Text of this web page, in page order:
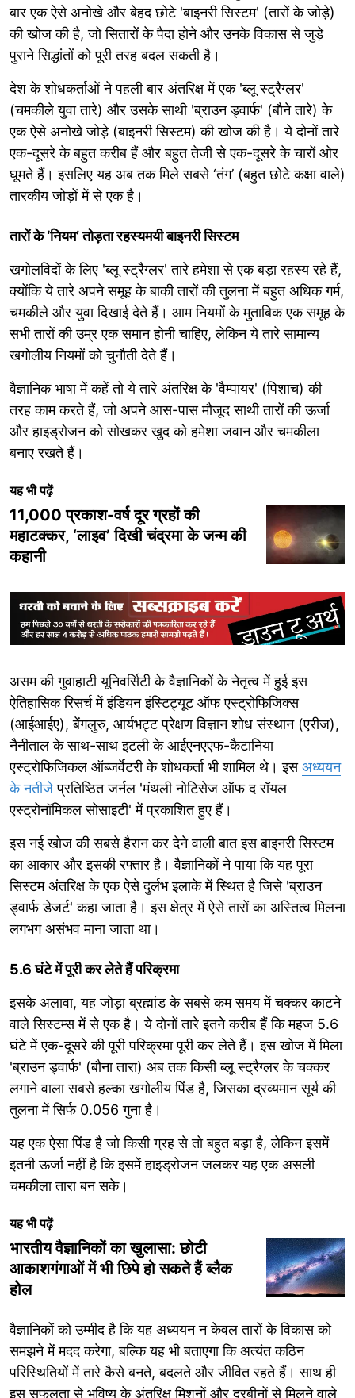
बार एक ऐसे अनोखे और बेहद छोटे 'बाइनरी सिस्टम' (तारों के जोड़े)
की खोज की है, जो सितारों के पैदा होने और उनके विकास से जुड़े
पुराने सिद्धांतों को पूरी तरह बदल सकती है।
देश के शोधकर्ताओं ने पहली बार अंतरिक्ष में एक 'ब्लू स्ट्रैग्लर'
(चमकीले युवा तारे) और उसके साथी 'ब्राउन ड्वार्फ' (बौने तारे) के
एक ऐसे अनोखे जोड़े (बाइनरी सिस्टम) की खोज की है। ये दोनों तारे
एक-दूसरे के बहुत करीब हैं और बहुत तेजी से एक-दूसरे के चारों ओर
घूमते हैं। इसलिए यह अब तक मिले सबसे ‘तंग’ (बहुत छोटे कक्षा वाले)
तारकीय जोड़ों में से एक है।
तारों के ‘नियम’ तोड़ता रहस्यमयी बाइनरी सिस्टम
खगोलविदों के लिए 'ब्लू स्ट्रैग्लर' तारे हमेशा से एक बड़ा रहस्य रहे हैं,
क्योंकि ये तारे अपने समूह के बाकी तारों की तुलना में बहुत अधिक गर्म,
चमकीले और युवा दिखाई देते हैं। आम नियमों के मुताबिक एक समूह के
सभी तारों की उम्र एक समान होनी चाहिए, लेकिन ये तारे सामान्य
खगोलीय नियमों को चुनौती देते हैं।
वैज्ञानिक भाषा में कहें तो ये तारे अंतरिक्ष के 'वैम्पायर' (पिशाच) की
तरह काम करते हैं, जो अपने आस-पास मौजूद साथी तारों की ऊर्जा
और हाइड्रोजन को सोखकर खुद को हमेशा जवान और चमकीला
बनाए रखते हैं।
यह भी पढ़ें
11,000 प्रकाश-वर्ष दूर ग्रहों की
महाटक्कर, ‘लाइव’ दिखी चंद्रमा के जन्म की
कहानी
असम की गुवाहाटी यूनिवर्सिटी के वैज्ञानिकों के नेतृत्व में हुई इस
ऐतिहासिक रिसर्च में इंडियन इंस्टिट्यूट ऑफ एस्ट्रोफिजिक्स
(आईआईए), बेंगलुरु, आर्यभट्ट प्रेक्षण विज्ञान शोध संस्थान (एरीज),
नैनीताल के साथ-साथ इटली के आईएनएएफ-कैटानिया
एस्ट्रोफिजिकल ऑब्जर्वेटरी के शोधकर्ता भी शामिल थे। इसअध्ययन
के नतीजेप्रतिष्ठित जर्नल 'मंथली नोटिसेज ऑफ द रॉयल
एस्ट्रोनॉमिकल सोसाइटी' में प्रकाशित हुए हैं।
इस नई खोज की सबसे हैरान कर देने वाली बात इस बाइनरी सिस्टम
का आकार और इसकी रफ्तार है। वैज्ञानिकों ने पाया कि यह पूरा
सिस्टम अंतरिक्ष के एक ऐसे दुर्लभ इलाके में स्थित है जिसे 'ब्राउन
ड्वार्फ डेजर्ट' कहा जाता है। इस क्षेत्र में ऐसे तारों का अस्तित्व मिलना
लगभग असंभव माना जाता था।
5.6 घंटे में पूरी कर लेते हैं परिक्रमा
इसके अलावा, यह जोड़ा ब्रह्मांड के सबसे कम समय में चक्कर काटने
वाले सिस्टम्स में से एक है। ये दोनों तारे इतने करीब हैं कि महज 5.6
घंटे में एक-दूसरे की पूरी परिक्रमा पूरी कर लेते हैं। इस खोज में मिला
'ब्राउन ड्वार्फ' (बौना तारा) अब तक किसी ब्लू स्ट्रैग्लर के चक्कर
लगाने वाला सबसे हल्का खगोलीय पिंड है, जिसका द्रव्यमान सूर्य की
तुलना में सिर्फ 0.056 गुना है।
यह एक ऐसा पिंड है जो किसी ग्रह से तो बहुत बड़ा है, लेकिन इसमें
इतनी ऊर्जा नहीं है कि इसमें हाइड्रोजन जलकर यह एक असली
चमकीला तारा बन सके।
यह भी पढ़ें
भारतीय वैज्ञानिकों का खुलासा: छोटी
आकाशगंगाओं में भी छिपे हो सकते हैं ब्लैक
होल
वैज्ञानिकों को उम्मीद है कि यह अध्ययन न केवल तारों के विकास को
समझने में मदद करेगा, बल्कि यह भी बताएगा कि अत्यंत कठिन
परिस्थितियों में तारे कैसे बनते, बदलते और जीवित रहते हैं। साथ ही
इस सफलता से भविष्य के अंतरिक्ष मिशनों और दूरबीनों से मिलने वाले